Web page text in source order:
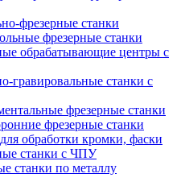
фрезерные станки
фрезерные станки
обрабатывающие центры с
гравировальные станки с
фрезерные станки
фрезерные станки
обработки кромки, фаски
станки с ЧПУ
станки по металлу